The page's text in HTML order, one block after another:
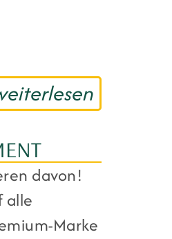
davon!
alle
Marke